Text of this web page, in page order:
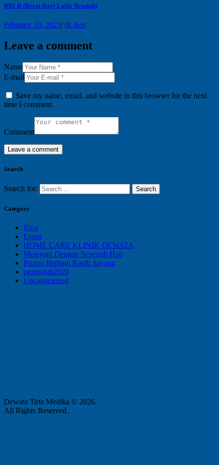
BBLR (Berat Bayi Lahir Rendah)
February 19, 2021 | 0Likes
Leave a comment
Name
E-mail
Save my name, email, and website in this browser for the next
time I comment.
Comment
Search
Search for:
Category
Blog
Event
HOME CARE KLINIK DEWATA
Melayani Dengan Sepenuh Hati
Promo Berbagi Kasih Sayang
promojuli2020
Uncategorized
Dewata Tirta Medika © 2026.
All Rights Reserved.